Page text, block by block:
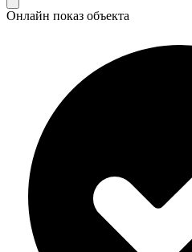
Онлайн показ объекта